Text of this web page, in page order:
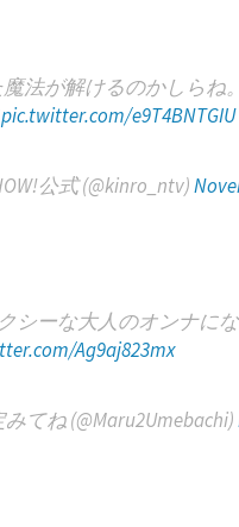
法が解けるのかしらね
pic.twitter.com/e9T4BNTGIU
公式 (@kinro_ntv)
シーな大人のオンナに
Ag9aj823mx
てね (@Maru2Umebachi)